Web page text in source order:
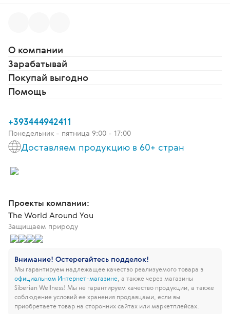
О компании
Зарабатывай
Покупай выгодно
Помощь
+393444942411
Понедельник - пятница 9:00 - 17:00
Доставляем продукцию в 60+ стран
Проекты компании:
The World Around You
Защищаем природу
Внимание! Остерегайтесь подделок!
Мы гарантируем надлежащее качество реализуемого товара в
официальном Интернет-магазине , а также через магазины
Siberian Wellness! Мы не гарантируем качество продукции, а также
соблюдение условий ее хранения продавцами, если вы
приобретаете товар на сторонних сайтах или маркетплейсах.